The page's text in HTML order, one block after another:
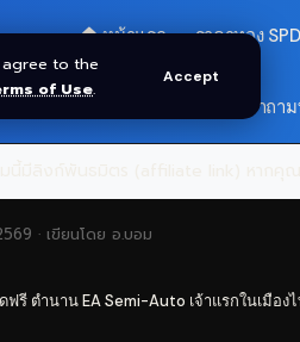
to the
of Use.
Accept
🏠 หน้าแรก ราคาทอง
❓ คำถ
· เขียนโดย อ.บอม
ฟรี ตำนาน EA Semi-Auto เจ้าแรกในเมือง